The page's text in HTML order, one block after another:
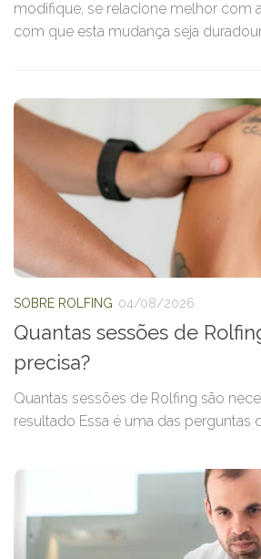
modifique, se relacione melhor com
com que esta mudança seja
SOBRE ROLFING 04/08/2026
Quantas sessões de
precisa?
Quantas sessões de Rolfing são
resultado Essa é uma das perguntas